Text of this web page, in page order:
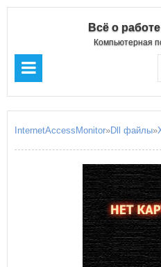
Всё о
Компьютерная
InternetAccessMonitor»Dll файлы»